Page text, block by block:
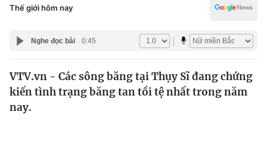
Pháp luật
Thế giới
Y tế
Công nghệ
Thế giới hôm nay
Nghe đọc bài 0:45
VTV.vn - Các sông băng tại Thụy Sĩ đang chứng
kiến tình trạng băng tan tồi tệ nhất trong năm
nay.